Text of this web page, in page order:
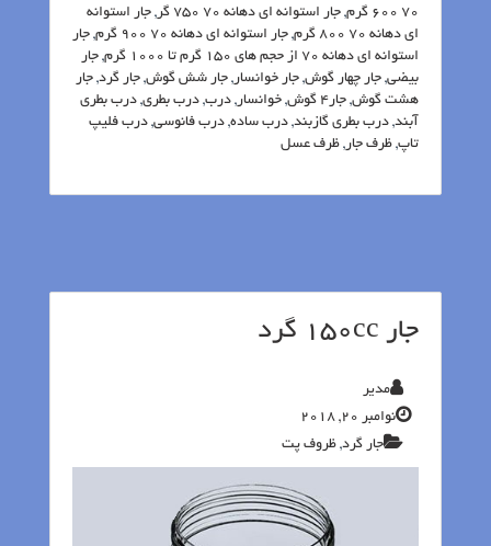
70 600 گرم
, جار استوانه ای دهانه 70 750 گر , جار استوانه
ای دهانه 70 800 گرم
, جار استوانه ای دهانه 70 900 گرم , جار
استوانه ای دهانه 70 از حجم های 150 گرم تا 1000 گرم
, جار
بیضی, جار چهار گوش, جار خوانسار , جار شش گوش, جار گرد, جار
هشت گوش, جار4 گوش , خوانسار , درب, درب بطری, درب بطری
آبند, درب بطری گازبند, درب ساده, درب فانوسی, درب فلیپ
تاپ, ظرف جار , ظرف عسل
جار 150cc گرد
مدیر
نوامبر 20, 2018
جار گرد, ظروف پت‬‎